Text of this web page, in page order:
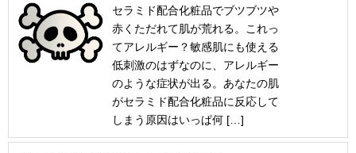
セラミド配合化粧品でブツブツや
赤くただれて肌が荒れる。これっ
てアレルギー？敏感肌にも使える
低刺激のはずなのに、アレルギー
のような症状が出る。あなたの肌
がセラミド配合化粧品に反応して
しまう原因はいっぱ何 […]